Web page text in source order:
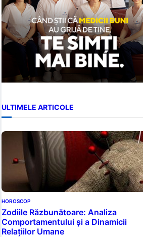
ULTIMELE ARTICOLE
HOROSCOP
Zodiile Răzbunătoare: Analiza
Comportamentului și a Dinamicii
Relațiilor Umane